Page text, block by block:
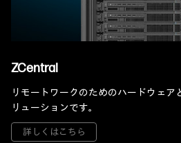
ZCentral
リモートワークのためのハードウェア
リューションです。
詳しくはこちら